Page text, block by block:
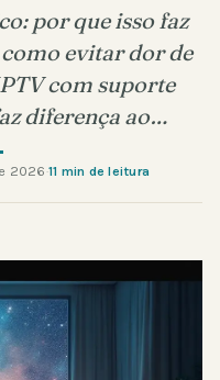
por que isso faz
evitar dor de
com suporte
diferença ao…
2026·11 min de leitura